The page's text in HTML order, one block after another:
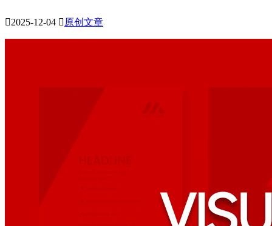
2025-12-04  原创文章